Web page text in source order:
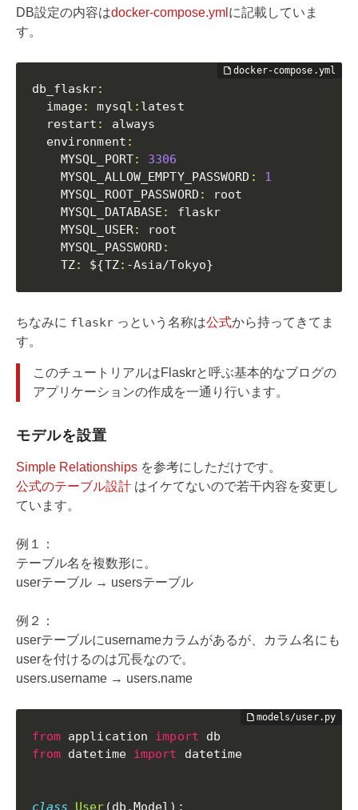
DB設定の内容はdocker-compose.yml に記載していま
す。
db_flaskr:
  image
: mysql : latest
  restart
:
always
  environment
:
    MYSQL_PORT
:
3306
    MYSQL_ALLOW_EMPTY_PASSWORD
:
1
    MYSQL_ROOT_PASSWORD
:
root
    MYSQL_DATABASE
:
flaskr
    MYSQL_USER
:
root
    MYSQL_PASSWORD
:
    TZ
: ${TZ: -Asia/Tokyo}
ちなみに flaskr っという名称は公式から持ってきてま
す。
このチュートリアルはFlaskrと呼ぶ基本的なブログの
アプリケーションの作成を一通り行います。
モデルを設置
Simple Relationships を参考にしただけです。
公式のテーブル設計 はイケてないので若干内容を変更し
ています。
例１：
テーブル名を複数形に。
userテーブル → usersテーブル
例２：
userテーブルにusernameカラムがあるが、カラム名にも
userを付けるのは冗長なので。
users.username → users.name
from application import
from datetime import datetime
class User (db .Model ) :